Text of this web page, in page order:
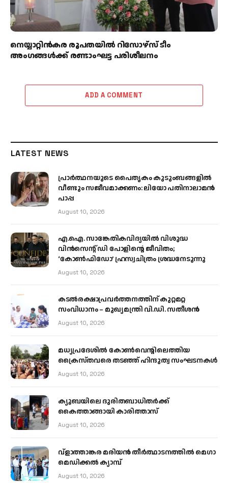
നെയ്യാറ്റിൻകര രൂപതയിൽ റിസോഴ്സ് ടീം
അംഗങ്ങൾക്ക് രണ്ടാംഘട്ട പരിശീലനം
ADD A COMMENT
LATEST NEWS
പ്രാര്‍ത്ഥനയുടെ പൈതൃകം കുടുംബങ്ങളില്‍
വീണ്ടും സജീവമാക്കണം: ലിയോ പതിനാലാമന്‍
പാപ്പ
August 10, 2026
എ.ഐ. സാങ്കേതികവിദ്യയിൽ വിശുദ്ധ
വിൻസെന്റ് ഡി പോളിന്റെ ജീവിതം;
‘കോൺഫിഡോ’ ഹ്രസ്വചിത്രം ശ്രദ്ധനേടുന്നു
August 10, 2026
കടല്‍രക്ഷാപ്രവര്‍ത്തനത്തിന് കുറ്റമറ്റ
സംവിധാനം – മുഖ്യമന്ത്രി വി.ഡി. സതീശന്‍
August 10, 2026
മധ്യപ്രദേശിൽ കോൺവെന്റിലെത്തിയ
ക്രൈസ്തവരെ തടഞ്ഞ് ഹിന്ദുത്വ സംഘടനകൾ
August 10, 2026
ക്യൂബയിലെ ദുരിതബാധിതർക്ക്
കൈത്താങ്ങായി കാരിത്താസ്
August 10, 2026
വ്ളാത്താങ്കര മരിയൻ തീർത്ഥാടനത്തിൽ മെഗാ
മെഡിക്കൽ ക്യാമ്പ്
August 10, 2026